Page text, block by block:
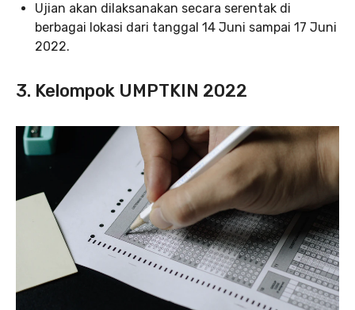
Ujian akan dilaksanakan secara serentak di
berbagai lokasi dari tanggal 14 Juni sampai 17 Juni
2022.
3. Kelompok UMPTKIN 2022